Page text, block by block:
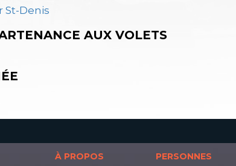
St-Denis
AUX VOLETS
À PROPOS PERSONNES